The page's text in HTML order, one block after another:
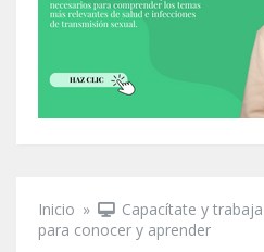
Se encuentra
Inicio » Capacítate y trabaja
para conocer y aprender